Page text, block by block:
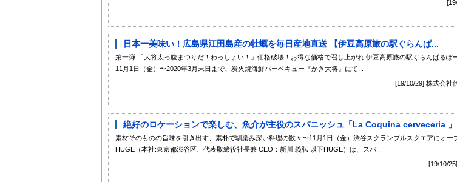
日本一美味い！広島県江田島産の牡蠣を毎日産地直送 【伊豆高原旅の駅ぐらんぱ...
第一弾 「大将太っ腹まつりだ！わっしょい！」価格破壊！お得な価格で召し上がれ 伊豆高原旅の駅ぐらんぱるぽ
11月1日（金）〜2020年3月末日まで、炭火焼海鮮バーベキュー『かき大将』にて...
[19/10/29] 株式会社
絶好のロケーションで楽しむ、魚介が主役のスパニッシュ「La Coquina cerveceria 」
素材そのものの旨味を引き出す、素朴で馴染み深い料理の数々〜11月1日（金）渋谷スクランブルスクエアにオー
HUGE（本社:東京都渋谷区、代表取締役社長兼 CEO：新川 義弘 以下HUGE）は、スパ...
[19/10/